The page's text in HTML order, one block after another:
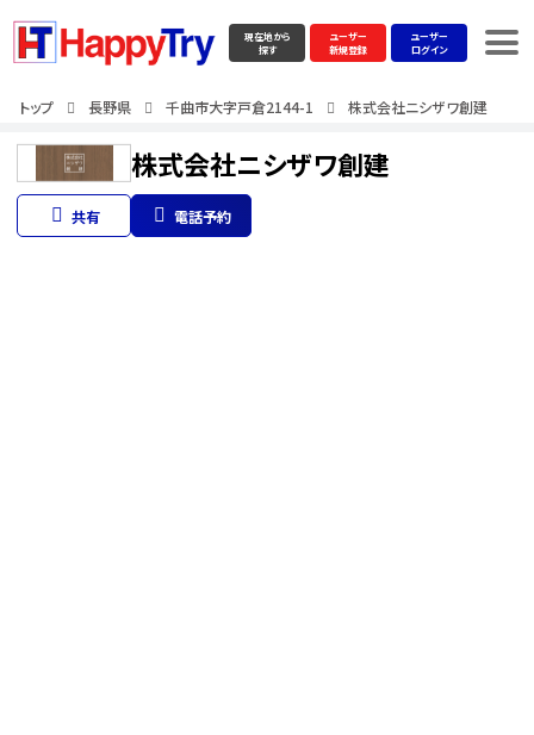
現在地から
探す
ユーザー
新規登録
ユーザー
ログイン
トップ 長野県 千曲市大字戸倉2144-1 株式会社ニシザワ創建
株式会社ニシザワ創建
共有 電話予約